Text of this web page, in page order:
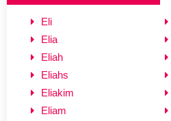
Eli
Elia
Eliah
Eliahs
Eliakim
Eliam